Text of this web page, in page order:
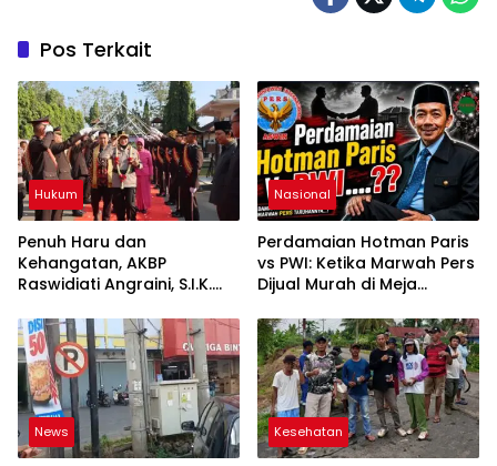
Pos Terkait
Hukum
Penuh Haru dan
Kehangatan, AKBP
Raswidiati Angraini, S.I.K.
Lampung Utara
Nasional
Perdamaian Hotman Paris
vs PWI: Ketika Marwah Pers
Dijual Murah di Meja
Syamsul Hadie (ASH)”
News Kesehatan